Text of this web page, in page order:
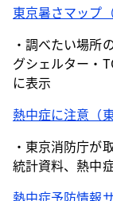
東京暑さマップ
・調べたい場所
グシェルター・
に表示
熱中症に注意（
・東京消防庁が
統計資料、熱中
熱中症予防情報